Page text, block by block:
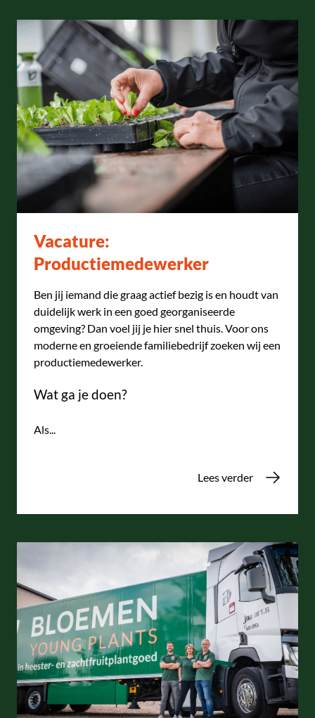
Vacature:
Productiemedewerker
Ben jij iemand die graag actief bezig is en houdt van
duidelijk werk in een goed georganiseerde
omgeving? Dan voel jij je hier snel thuis. Voor ons
moderne en groeiende familiebedrijf zoeken wij een
productiemedewerker.
Wat ga je doen?
Als...
Lees verder